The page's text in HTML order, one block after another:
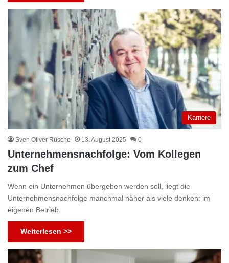
Karriere
Sven Oliver Rüsche 13. August 2025 0
Unternehmensnachfolge: Vom Kollegen
zum Chef
Wenn ein Unternehmen übergeben werden soll, liegt die
Unternehmensnachfolge manchmal näher als viele denken: im
eigenen Betrieb.
Weiterlesen >>